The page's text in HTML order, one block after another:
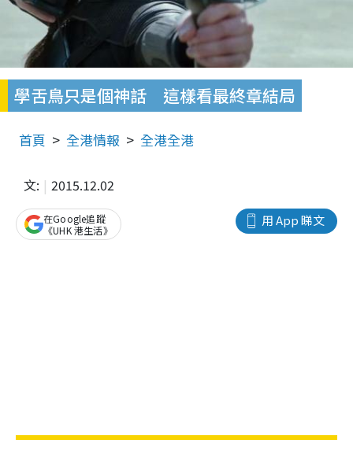
學舌鳥只是個神話 這樣看最終章結局
首頁 全港情報 全港全港
文: 2015.12.02
用 App 睇文
在Google追蹤
《UHK 港生活》